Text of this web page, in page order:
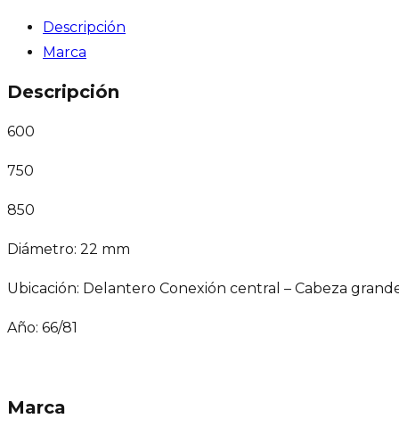
Descripción
Marca
Descripción
600
750
850
Diámetro: 22 mm
Ubicación: Delantero Conexión central – Cabeza
Año: 66/81
Marca